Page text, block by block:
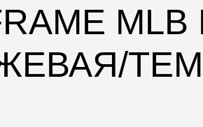
MLB